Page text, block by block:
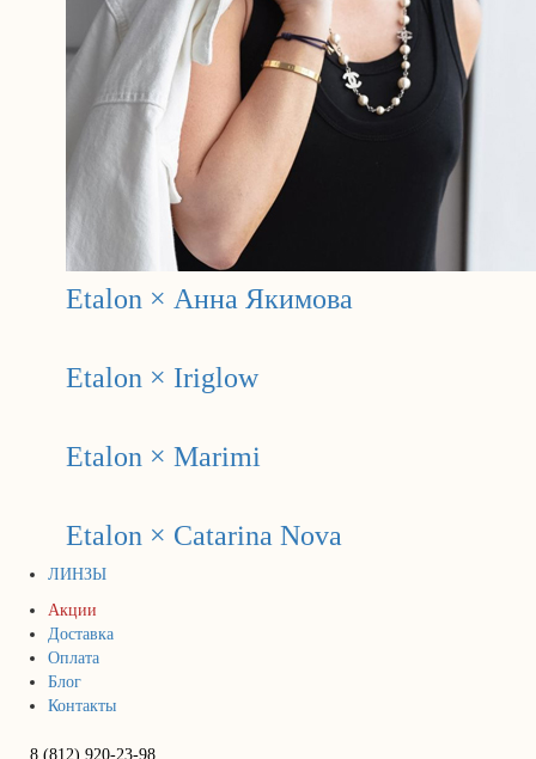
Etalon × Анна Якимова
Etalon × Iriglow
Etalon × Marimi
Etalon × Catarina Nova
ЛИНЗЫ
Акции
Доставка
Оплата
Блог
Контакты
8 (812) 920-23-98